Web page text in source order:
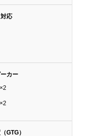
応
カー
GTG）